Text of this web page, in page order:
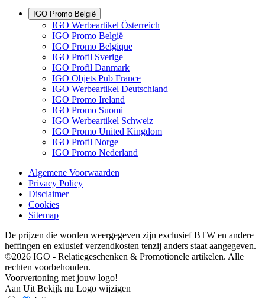
IGO Promo België
IGO Werbeartikel Österreich
IGO Promo België
IGO Promo Belgique
IGO Profil Sverige
IGO Profil Danmark
IGO Objets Pub France
IGO Werbeartikel Deutschland
IGO Promo Ireland
IGO Promo Suomi
IGO Werbeartikel Schweiz
IGO Promo United Kingdom
IGO Profil Norge
IGO Promo Nederland
Algemene Voorwaarden
Privacy Policy
Disclaimer
Cookies
Sitemap
De prijzen die worden weergegeven zijn exclusief BTW en andere
heffingen en exlusief verzendkosten tenzij anders staat aangegeven.
©2026 IGO - Relatiegeschenken & Promotionele artikelen. Alle
rechten voorbehouden.
Voorvertoning met jouw logo!
Aan Uit Bekijk nu Logo wijzigen